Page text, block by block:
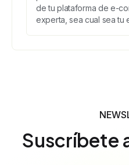
de tu plataforma de e-
experta, sea cual sea tu
Suscríbete